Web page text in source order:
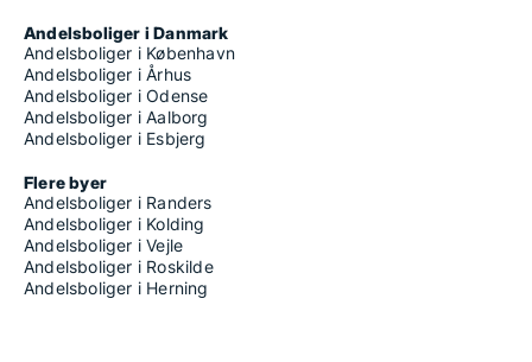
Andelsboliger i Danmark
Andelsboliger i København
Andelsboliger i Århus
Andelsboliger i Odense
Andelsboliger i Aalborg
Andelsboliger i Esbjerg
Flere byer
Andelsboliger i Randers
Andelsboliger i Kolding
Andelsboliger i Vejle
Andelsboliger i Roskilde
Andelsboliger i Herning